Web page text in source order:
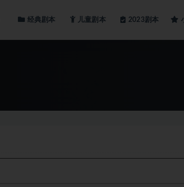
经典剧本 儿童剧本 2023剧本